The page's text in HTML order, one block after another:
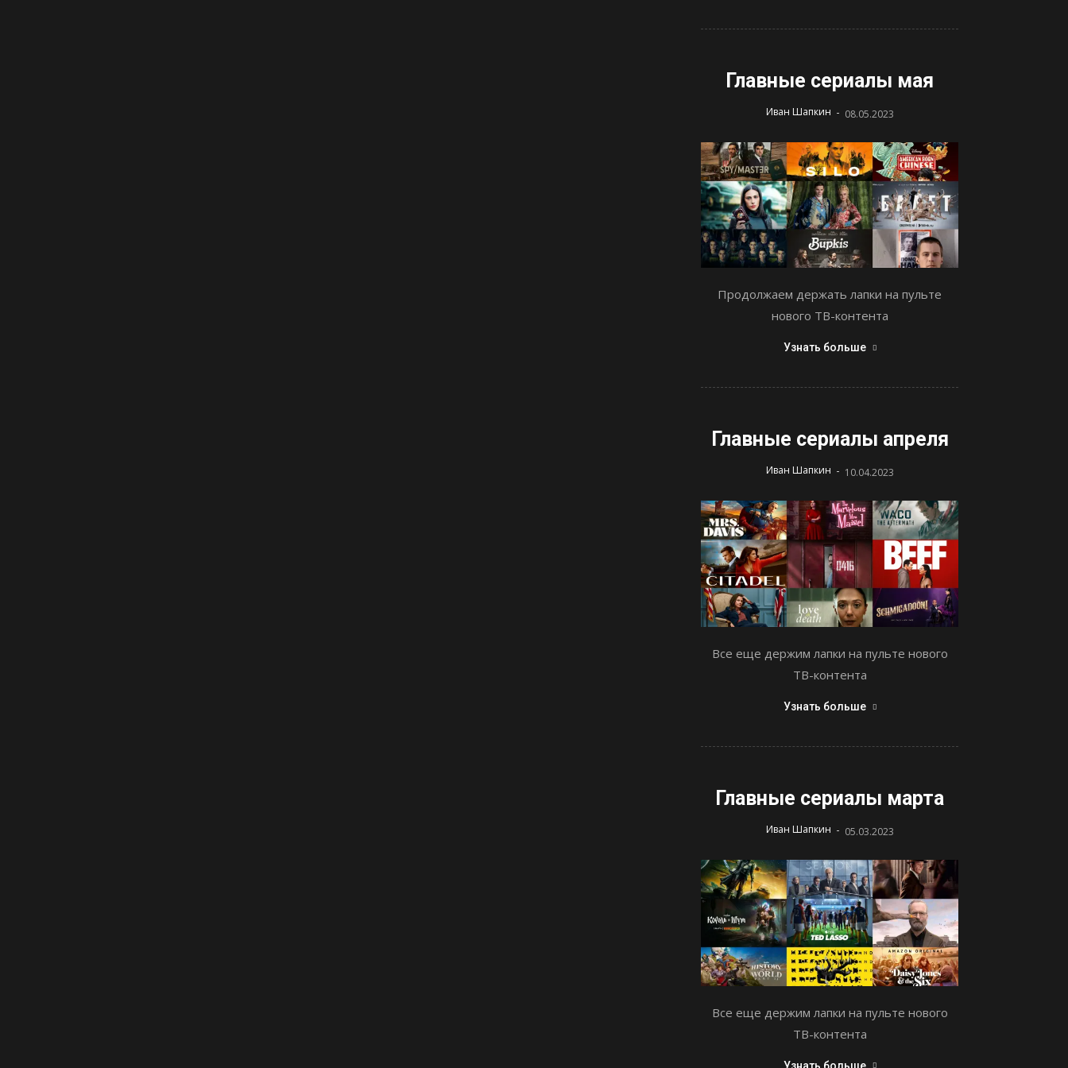
Главные сериалы мая
Иван Шапкин - 08.05.2023
Продолжаем держать лапки на пульте
нового ТВ-контента
Узнать больше
Главные сериалы апреля
Иван Шапкин - 10.04.2023
Все еще держим лапки на пульте нового
ТВ-контента
Узнать больше
Главные сериалы марта
Иван Шапкин - 05.03.2023
Все еще держим лапки на пульте нового
ТВ-контента
Узнать больше